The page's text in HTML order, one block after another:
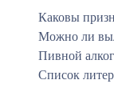
Каковы
Можно ли
Пивной
Список